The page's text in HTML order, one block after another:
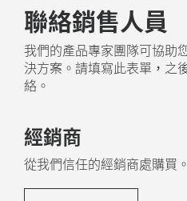
聯絡銷售人員
我們的產品專家團隊可協助
決方案。請填寫此表單，之
絡。
經銷商
從我們信任的經銷商處購買。